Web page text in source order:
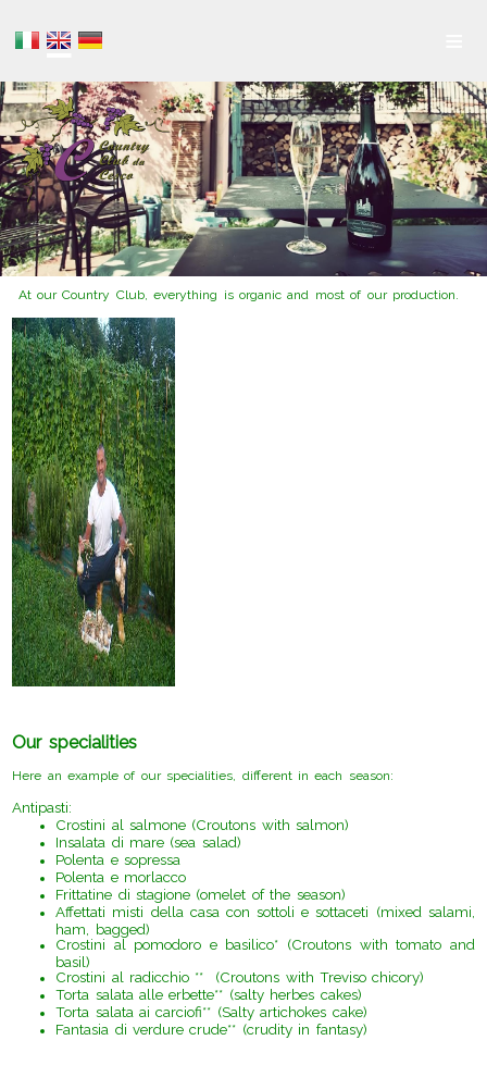
At our Country Club, everything is organic and most of our production.
Our specialities
Here an example of our specialities, different in each season:
Antipasti:
Crostini al salmone (Croutons with salmon)
Insalata di mare (sea salad)
Polenta e sopressa
Polenta e morlacco
Frittatine di stagione (omelet of the season)
Affettati misti della casa con sottoli e sottaceti (mixed salami,
ham, bagged)
Crostini al pomodoro e basilico* (Croutons with tomato and
basil)
Crostini al radicchio ** (Croutons with Treviso chicory)
Torta salata alle erbette** (salty herbes cakes)
Torta salata ai carciofi** (Salty artichokes cake)
Fantasia di verdure crude** (crudity in fantasy)